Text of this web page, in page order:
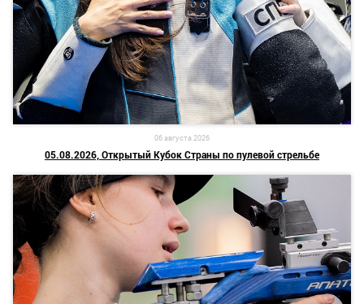
06 августа 2026
05.08.2026, Открытый Кубок Страны по пулевой стрельбе